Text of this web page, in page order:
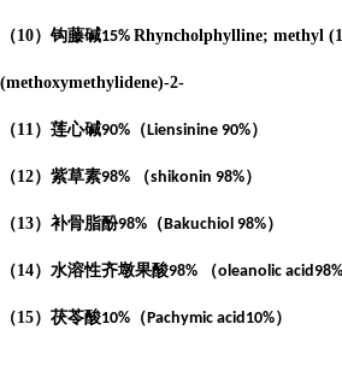
（10）钩藤碱15% Rhyncholphylline; methyl
(methoxymethylidene)-2-
（11）莲心碱90% （Liensinine 90%）
（12）紫草素98% （shikonin 98%）
（13）补骨脂酚98% （Bakuchiol 98%）
（14）水溶性齐墩果酸98% （oleanolic acid98%
（15）茯苓酸10% （Pachymic acid10%）